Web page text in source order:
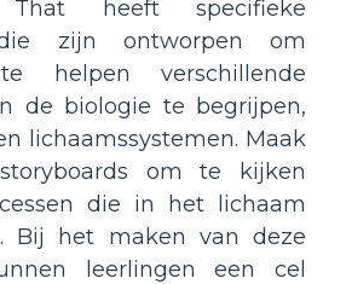
That heeft specifieke
zijn ontworpen om
helpen verschillende
de biologie te begrijpen,
lichaamssystemen. Maak
om te kijken
die in het lichaam
Bij het maken van deze
leerlingen een cel